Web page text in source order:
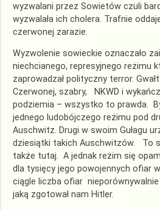
wyzwalani przez Sowietów czuli
wyzwalała ich cholera. Trafnie
czerwonej zarazie.
Wyzwolenie sowieckie oznaczało
niechcianego, represyjnego reżimu
zaprowadzał polityczny terror.
Czerwonej, szabry, NKWD i
podziemia – wszystko to prawda.
jednego ludobójczego reżimu pod
Auschwitz. Drugi w swoim Gułagu
dziesiątki takich Auschwitzów. To
także tutaj. A jednak reżim się
dla tysięcy jego powojennych ofiar
ciągle liczba ofiar
jaką zgotował nam Hitler.